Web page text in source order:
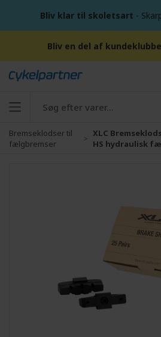
Bliv klar til skoletsart -
Bliv en del af
Bremseklodser til
fælgbremser
XLC
HS hydraulisk